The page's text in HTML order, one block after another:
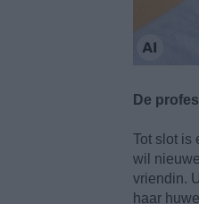
De
Tot slot is
wil
vriendin.
haar